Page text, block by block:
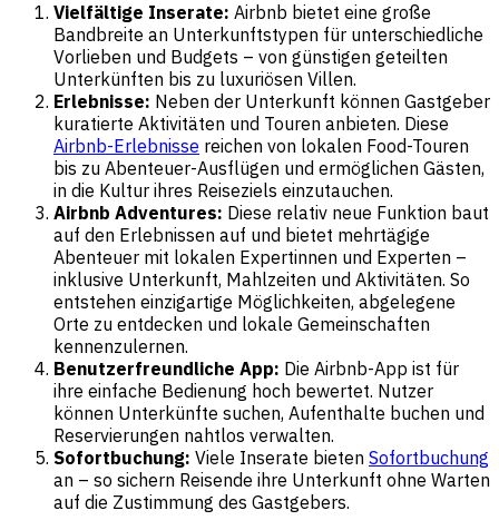
Vielfältige Inserate: Airbnb bietet eine große
Bandbreite an Unterkunftstypen für unterschiedliche
Vorlieben und Budgets – von günstigen geteilten
Unterkünften bis zu luxuriösen Villen.
Erlebnisse: Neben der Unterkunft können Gastgeber
kuratierte Aktivitäten und Touren anbieten. Diese
Airbnb-Erlebnisse reichen von lokalen Food-Touren
bis zu Abenteuer-Ausflügen und ermöglichen Gästen,
in die Kultur ihres Reiseziels einzutauchen.
Airbnb Adventures: Diese relativ neue Funktion baut
auf den Erlebnissen auf und bietet mehrtägige
Abenteuer mit lokalen Expertinnen und Experten –
inklusive Unterkunft, Mahlzeiten und Aktivitäten. So
entstehen einzigartige Möglichkeiten, abgelegene
Orte zu entdecken und lokale Gemeinschaften
kennenzulernen.
Benutzerfreundliche App: Die Airbnb-App ist für
ihre einfache Bedienung hoch bewertet. Nutzer
können Unterkünfte suchen, Aufenthalte buchen und
Reservierungen nahtlos verwalten.
Sofortbuchung: Viele Inserate bieten Sofortbuchung
an – so sichern Reisende ihre Unterkunft ohne Warten
auf die Zustimmung des Gastgebers.